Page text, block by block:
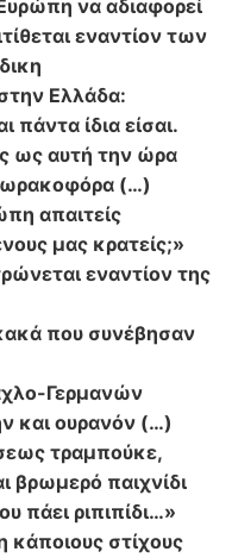
να αδιαφορεί
εναντίον των
Ελλάδα:
πάντα ίδια είσαι.
ως αυτή την ώρα
(…)
απαιτείς
μας κρατείς;»
εναντίον της
που συνέβησαν
Γερμανών
και ουρανόν (…)
τραμπούκε,
βρωμερό παιχνίδι
πάει ριπιπίδι…»
κάποιους στίχους